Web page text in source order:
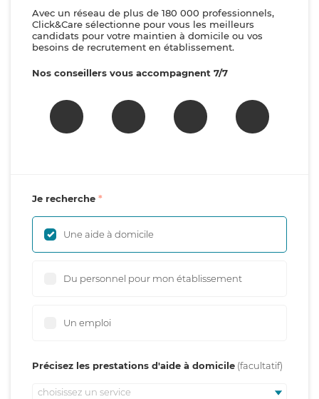
Avec un réseau de plus de 180 000 professionnels,
Click&Care sélectionne pour vous les meilleurs
candidats pour votre maintien à domicile ou vos
besoins de recrutement en établissement.
Nos conseillers vous accompagnent 7/7
Je recherche
Une aide à domicile
Du personnel pour mon établissement
Un emploi
Précisez les prestations d'aide à domicile
choisissez un service